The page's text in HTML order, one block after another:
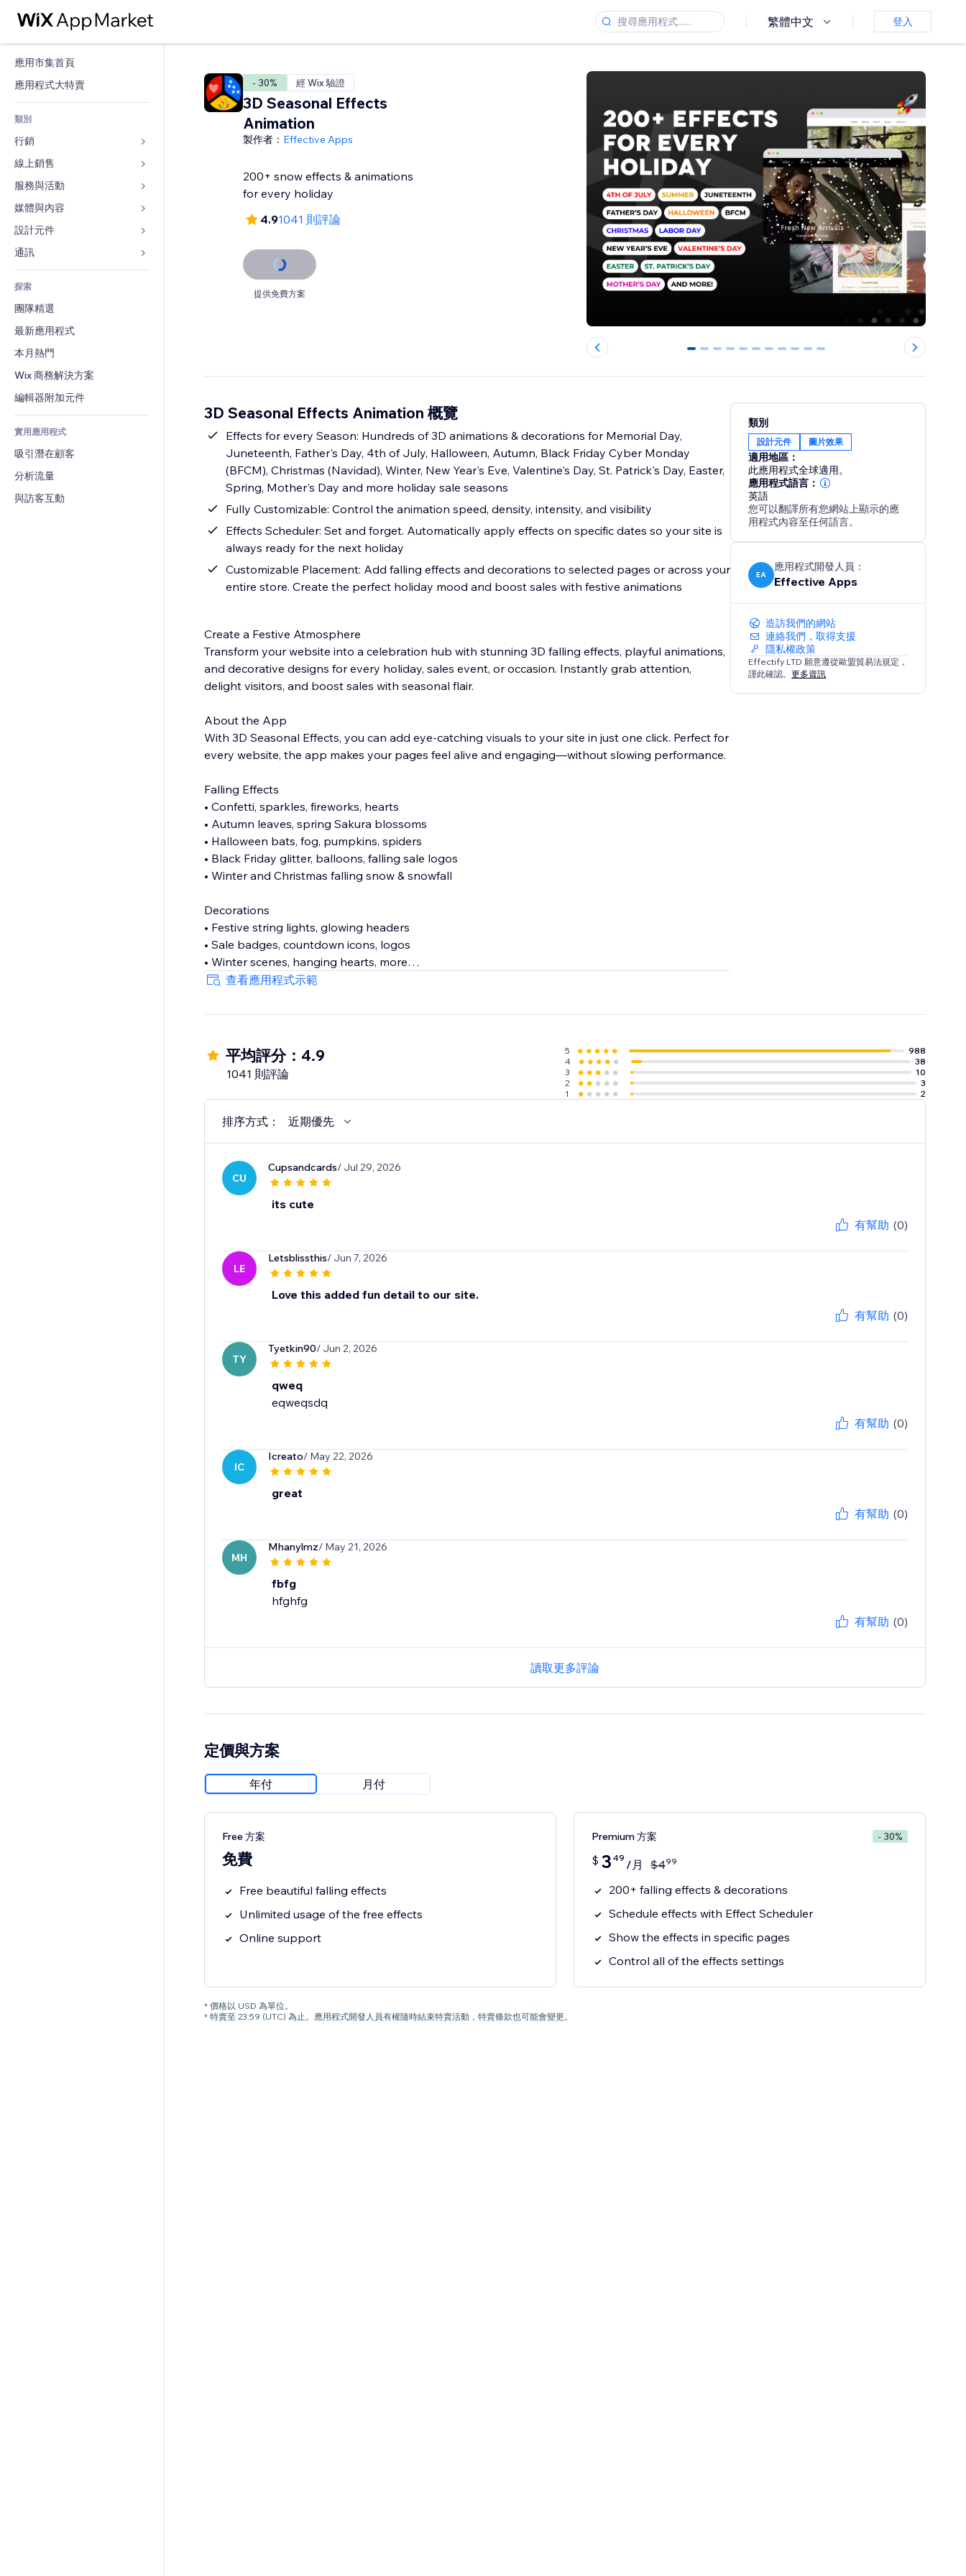
繁體中文 登入
應用市集首頁
應用程式大特賣
類別
行銷
廣告
行動裝置
分析
社交
發佈網站
電子郵件
轉換率
線上銷售
商店應用程式
出貨與送貨
付款按鈕
網路課程
會計
優惠券與酬賓計劃
倉儲解決方案
廠商直送
食品及飲料
服務與活動
旅館
活動
餐廳
不動產
預訂
媒體與內容
圖庫
音樂
Podcast
相片
影片
PDF
檔案分享
新聞
內容服務
設計元件
地圖與導航
隱私與安全性
時鐘
網頁範本
圖片效果
按鈕與選單
橫幅與徽章
計算機
搜尋
天氣
圖表與表格
表單
部落格
投票
聊天
留言
電話
社群
評價與推薦
CRM
探索
團隊精選
最新應用程式
本月熱門
Wix 商務解決方案
編輯器附加元件
實用應用程式
吸引潛在顧客
分析流量
與訪客互動
- 30% 經 Wix 驗證
3D Seasonal Effects
Animation
製作者： Effective Apps
200+ snow effects & animations
for every holiday
4.91041 則評論
提供免費方案
0 1 2 3 4 5 6 7 8 9 10
3D Seasonal Effects Animation 概覽
Effects for every Season: Hundreds of 3D animations & decorations for Memorial Day,
Juneteenth, Father's Day, 4th of July, Halloween, Autumn, Black Friday Cyber Monday
(BFCM), Christmas (Navidad), Winter, New Year's Eve, Valentine's Day, St. Patrick's Day, Easter,
Spring, Mother's Day and more holiday sale seasons
Fully Customizable: Control the animation speed, density, intensity, and visibility
Effects Scheduler: Set and forget. Automatically apply effects on specific dates so your site is
always ready for the next holiday
Customizable Placement: Add falling effects and decorations to selected pages or across your
entire store. Create the perfect holiday mood and boost sales with festive animations
Create a Festive Atmosphere
Transform your website into a celebration hub with stunning 3D falling effects, playful animations,
and decorative designs for every holiday, sales event, or occasion. Instantly grab attention,
delight visitors, and boost sales with seasonal flair.
About the App
With 3D Seasonal Effects, you can add eye-catching visuals to your site in just one click. Perfect for
every website, the app makes your pages feel alive and engaging—without slowing performance.
Falling Effects
• Confetti, sparkles, fireworks, hearts
• Autumn leaves, spring Sakura blossoms
• Halloween bats, fog, pumpkins, spiders
• Black Friday glitter, balloons, falling sale logos
• Winter and Christmas falling snow & snowfall
Decorations
• Festive string lights, glowing headers
• Sale badges, countdown icons, logos
• Winter scenes, hanging hearts, more
All effects are user-friendly - visitors can click to dismiss anytime.
Customizable & Flexible
Celebrate Easter, Mother’s Day, Halloween, Black Friday, New Year, St. Patrick's Day and more -
with effects that keep customers engaged and excited to shop
查看應用程式示範
類別
設計元件 圖片效果
適用地區：
此應用程式全球適用。
應用程式語言：
英語
您可以翻譯所有您網站上顯示的應
用程式內容至任何語言。
EA
應用程式開發人員：
Effective Apps
造訪我們的網站
連絡我們，取得支援
隱私權政策
Effectify LTD 願意遵從歐盟貿易法規定，
謹此確認。更多資訊
平均評分：4.9
1041 則評論
5
988
4
38
3
10
2
3
1
2
排序方式： 近期優先
CU
Cupsandcards/ Jul 29, 2026
its cute
有幫助 (0)
LE
Letsblissthis/ Jun 7, 2026
Love this added fun detail to our site.
有幫助 (0)
TY
Tyetkin90/ Jun 2, 2026
qweq
eqweqsdq
有幫助 (0)
IC
Icreato/ May 22, 2026
great
有幫助 (0)
MH
Mhanylmz/ May 21, 2026
fbfg
hfghfg
有幫助 (0)
讀取更多評論
定價與方案
年付 月付
Free 方案
免費
Free beautiful falling effects
Unlimited usage of the free effects
Online support
Premium 方案 - 30%
$ 3 49 /月 $499
200+ falling effects & decorations
Schedule effects with Effect Scheduler
Show the effects in specific pages
Control all of the effects settings
* 價格以 USD 為單位。
* 特賣至 23:59 (UTC) 為止。應用程式開發人員有權隨時結束特賣活動，特賣條款也可能會變更。